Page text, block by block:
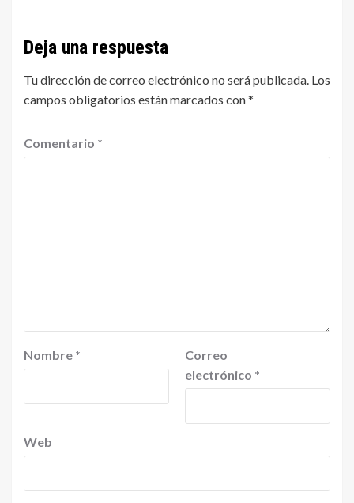
Deja una respuesta
Tu dirección de correo electrónico no será publicada. Los
campos obligatorios están marcados con*
Comentario *
Nombre *
Correo
electrónico *
Web